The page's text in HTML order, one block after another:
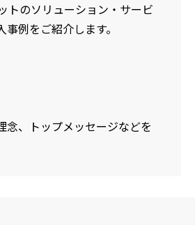
トのソリューション・サービ
例をご紹介します。
念、トップメッセージなどを